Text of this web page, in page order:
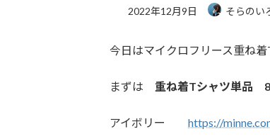
2022年12月9日 そらのい
今日はマイクロフリース重ね
まずは重ね着Tシャツ単品
アイボリーhttps://